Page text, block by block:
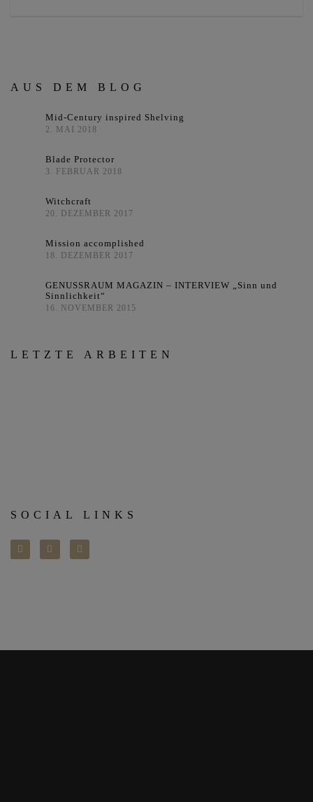
AUS DEM BLOG
Mid-Century inspired Shelving
2. MAI 2018
Blade Protector
3. FEBRUAR 2018
Witchcraft
20. DEZEMBER 2017
Mission accomplished
18. DEZEMBER 2017
GENUSSRAUM MAGAZIN – INTERVIEW „Sinn und
Sinnlichkeit“
16. NOVEMBER 2015
LETZTE ARBEITEN
SOCIAL LINKS